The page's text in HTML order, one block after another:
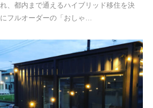
、都内まで通えるハイブリッド移住を決
フルオーダーの「おしゃ…